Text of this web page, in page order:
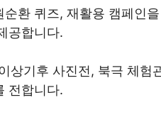
환 퀴즈, 재활용 캠페인
공합니다.
상기후 사진전, 북극 체험
전합니다.